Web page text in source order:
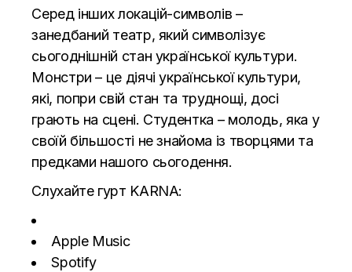
Серед інших локацій-символів –
занедбаний театр, який символізує
сьогоднішній стан української культури.
Монстри – це діячі української культури,
які, попри свій стан та труднощі, досі
грають на сцені. Студентка – молодь, яка у
своїй більшості не знайома із творцями та
предками нашого сьогодення.
Слухайте гурт KARNA:
Apple Music
Spotify